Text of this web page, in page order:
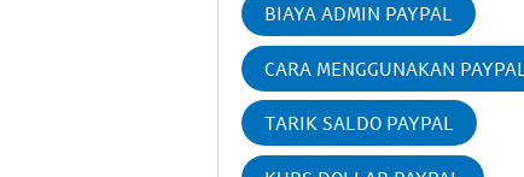
BIAYA ADMIN PAYPAL
CARA MENGGUNAKAN PAYPAL
TARIK SALDO PAYPAL